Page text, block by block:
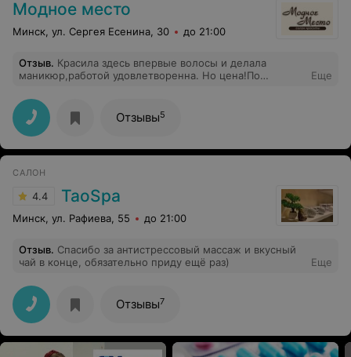
что же происходит у меня на голове, услышала "Чего
ерзаете?я еще не закончила стричь!". Я сказала: "а что,
нельзя?". Она демонстративно отошла и села в
ходили стричься не люди, а овцы. Слава богу, меня-
таки отпустили с подстриженной челкой, хотя я
"салон"?!
Модное место
Минск, ул. Сергея Есенина, 30 до 21:00
Отзыв. Красила здесь впервые волосы и делала
маникюр,работой удовлетворенна. Но цена!По
краской.Решила во время окрашивания еще
подравнять кончики и,в итоге, только за
парикмахерские услуги я отдала 490.000. ЖУЛЬЁ!!!
Еще
Отзывы5
CАЛОН
4.4 TaoSpa
Минск, ул. Рафиева, 55 до 21:00
Отзыв. Спасибо за антистрессовый массаж и вкусный
чай в конце, обязательно приду ещё раз)
Еще
Отзывы7